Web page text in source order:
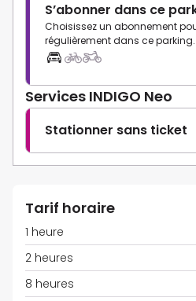
S’abonner dans ce
Choisissez un abonnement
régulièrement dans ce parking.
Services INDIGO Neo
Stationner sans ticket
Tarif horaire
1 heure
2 heures
8 heures